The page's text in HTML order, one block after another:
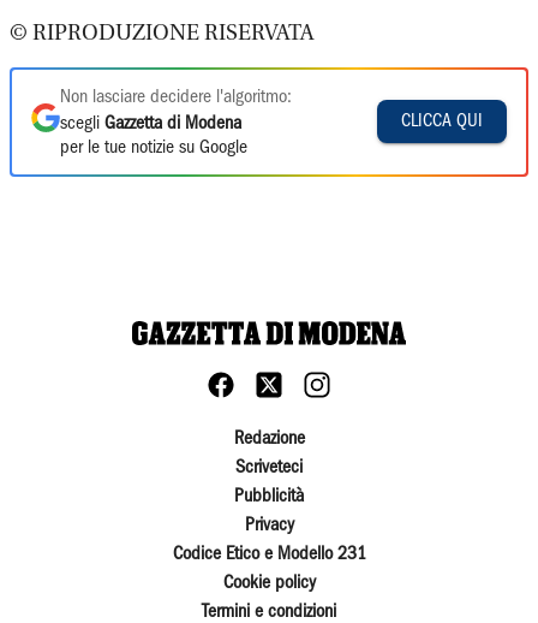
© RIPRODUZIONE RISERVATA
Non lasciare decidere l'algoritmo:
scegli Gazzetta di Modena
per le tue notizie su Google
CLICCA QUI
Redazione
Scriveteci
Pubblicità
Privacy
Codice Etico e Modello 231
Cookie policy
Termini e condizioni